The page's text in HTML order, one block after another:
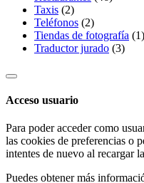
Taxis (2)
Teléfonos (2)
Tiendas de fotografía (1)
Traductor jurado (3)
Acceso usuario
Para poder acceder como
las cookies de preferencias o
intentes de nuevo al recargar
Puedes obtener más